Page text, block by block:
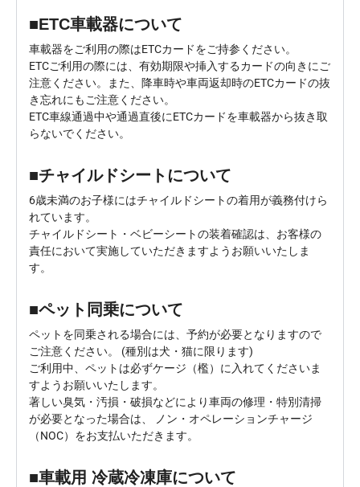
■ETC車載器について
車載器をご利用の際はETCカードをご持参ください。
ETCご利用の際には、有効期限や挿入するカードの向きにご
注意ください。また、降車時や車両返却時のETCカードの抜
き忘れにもご注意ください。
ETC車線通過中や通過直後にETCカードを車載器から抜き取
らないでください。
■チャイルドシートについて
6歳未満のお子様にはチャイルドシートの着用が義務付けら
れています。
チャイルドシート・ベビーシートの装着確認は、お客様の
責任において実施していただきますようお願いいたしま
す。
■ペット同乗について
ペットを同乗される場合には、予約が必要となりますので
ご注意ください。 (種別は犬・猫に限ります)
ご利用中、ペットは必ずケージ（檻）に入れてくださいま
すようお願いいたします。
著しい臭気・汚損・破損などにより車両の修理・特別清掃
が必要となった場合は、 ノン・オペレーションチャージ
（NOC）をお支払いただきます。
■車載用 冷蔵冷凍庫について